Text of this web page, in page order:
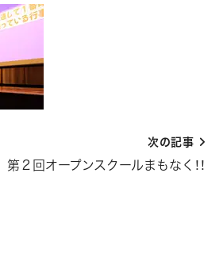
次の記事
第２回オープンスクールまもなく！！